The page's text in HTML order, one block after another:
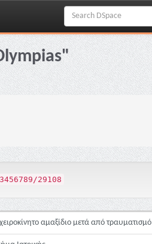
29108
αμαξίδιο μετά από